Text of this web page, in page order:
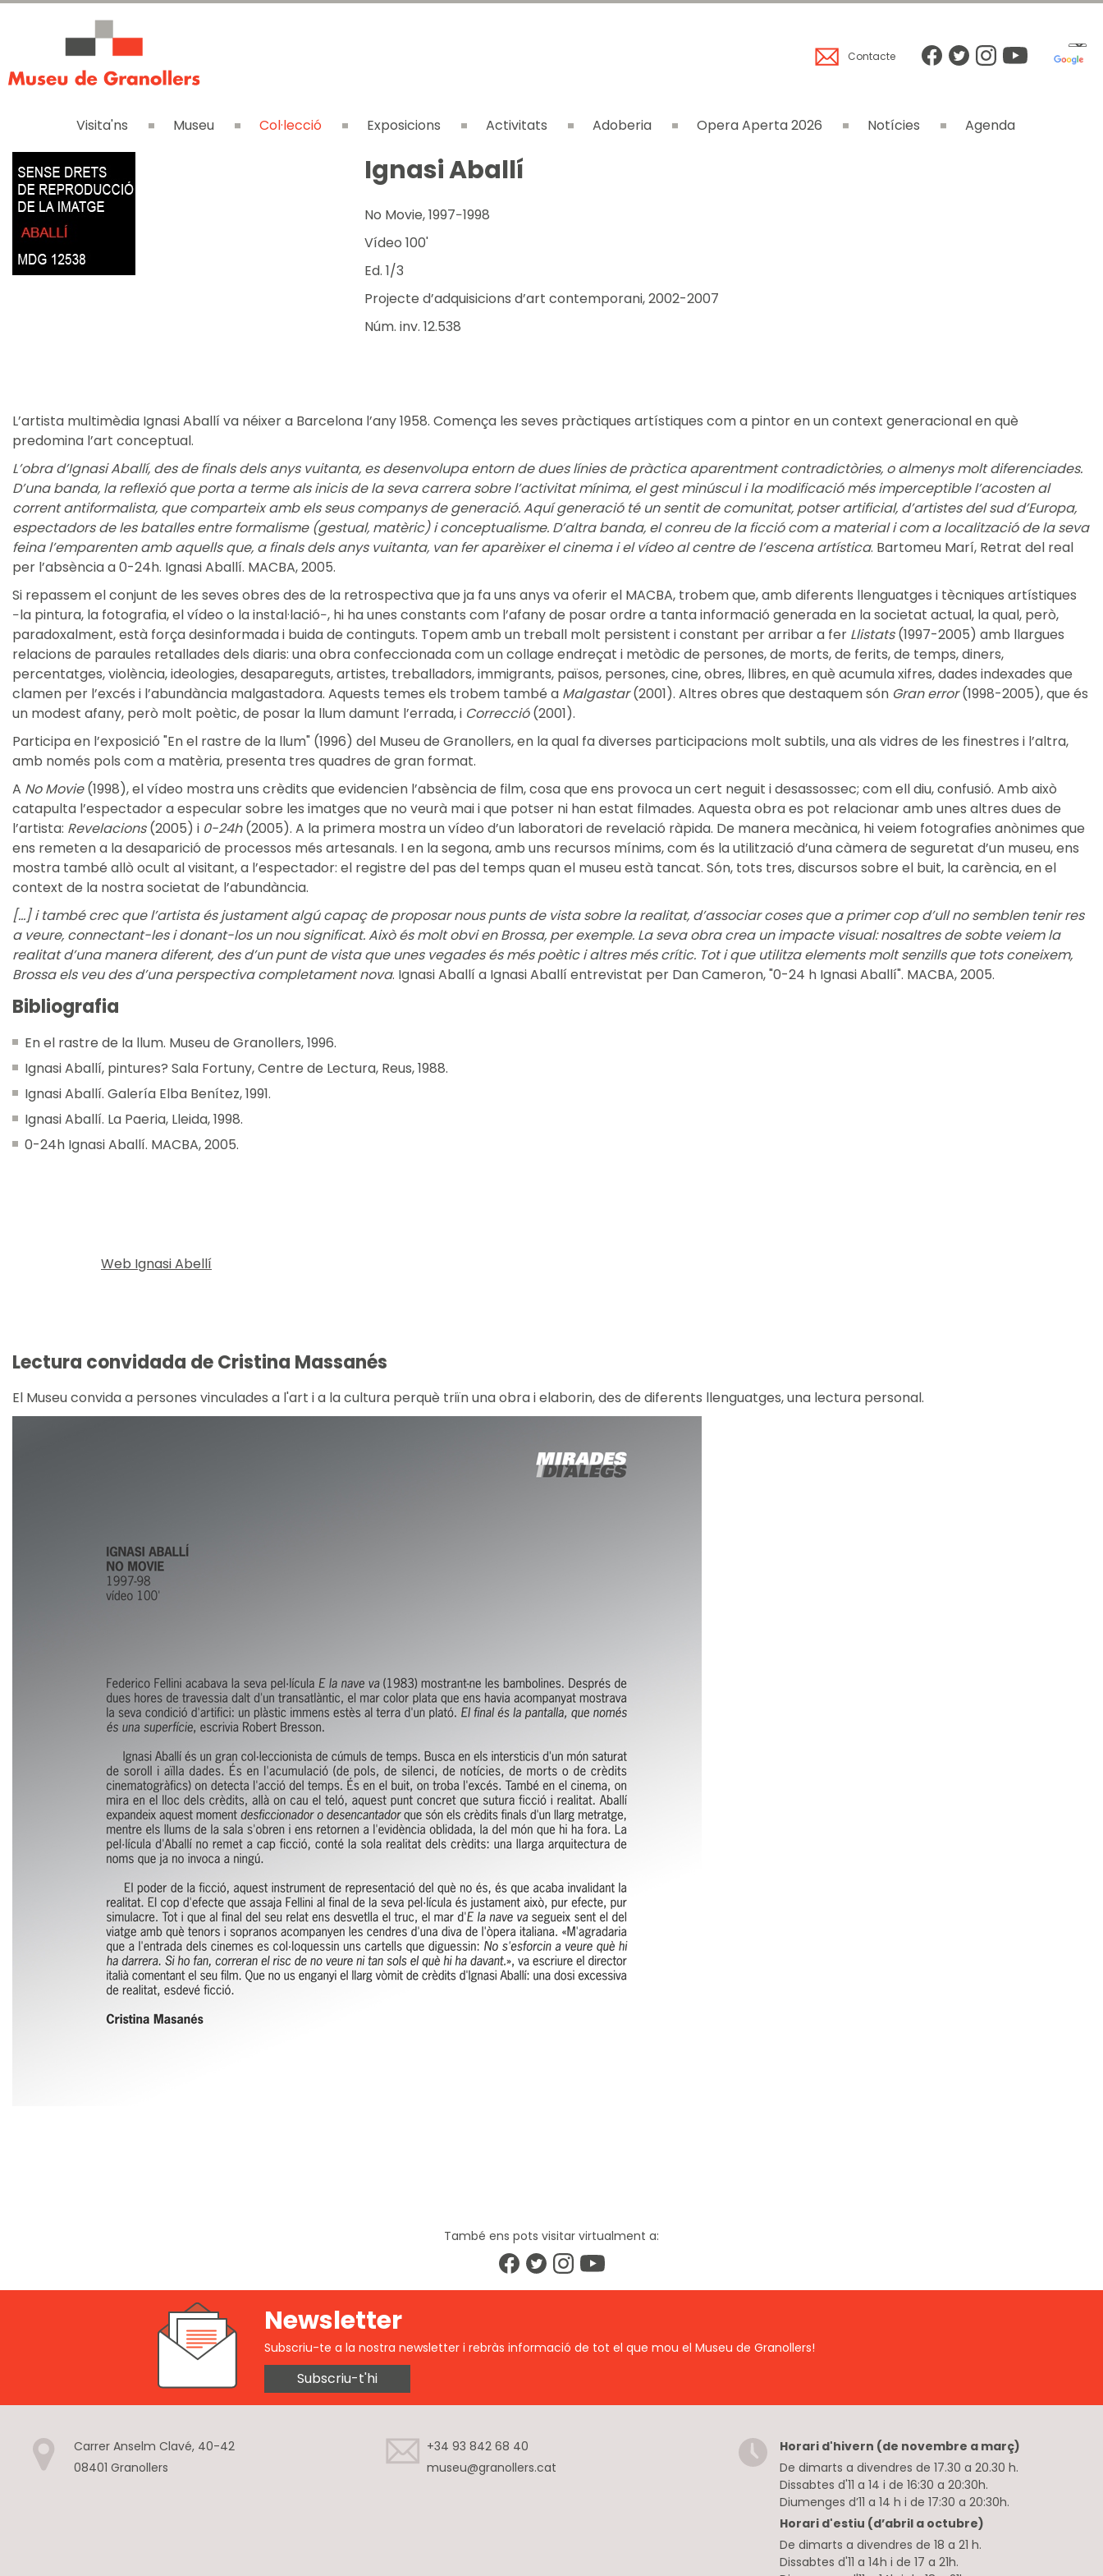
Contacte
Visita'ns Museu Col·lecció Exposicions Activitats Adoberia Opera Aperta 2026 Notícies Agenda
Ignasi Aballí
No Movie, 1997−1998
Vídeo 100'
Ed. 1/3
Projecte d’adquisicions d’art contemporani, 2002-2007
Núm. inv. 12.538
L’artista multimèdia Ignasi Aballí va néixer a Barcelona l’any 1958. Comença les seves pràctiques artístiques com a pintor en un context generacional en què
predomina l’art conceptual.
L’obra d’Ignasi Aballí, des de finals dels anys vuitanta, es desenvolupa entorn de dues línies de pràctica aparentment contradictòries, o almenys molt diferenciades.
D’una banda, la reflexió que porta a terme als inicis de la seva carrera sobre l’activitat mínima, el gest minúscul i la modificació més imperceptible l’acosten al
corrent antiformalista, que comparteix amb els seus companys de generació. Aquí generació té un sentit de comunitat, potser artificial, d’artistes del sud d’Europa,
espectadors de les batalles entre formalisme (gestual, matèric) i conceptualisme. D’altra banda, el conreu de la ficció com a material i com a localització de la seva
feina l’emparenten amb aquells que, a finals dels anys vuitanta, van fer aparèixer el cinema i el vídeo al centre de l’escena artística. Bartomeu Marí, Retrat del real
per l’absència a 0-24h. Ignasi Aballí. MACBA, 2005.
Si repassem el conjunt de les seves obres des de la retrospectiva que ja fa uns anys va oferir el MACBA, trobem que, amb diferents llenguatges i tècniques artístiques
−la pintura, la fotografia, el vídeo o la instal·lació−, hi ha unes constants com l’afany de posar ordre a tanta informació generada en la societat actual, la qual, però,
paradoxalment, està força desinformada i buida de continguts. Topem amb un treball molt persistent i constant per arribar a fer Llistats(1997-2005) amb llargues
relacions de paraules retallades dels diaris: una obra confeccionada com un collage endreçat i metòdic de persones, de morts, de ferits, de temps, diners,
percentatges, violència, ideologies, desapareguts, artistes, treballadors, immigrants, països, persones, cine, obres, llibres, en què acumula xifres, dades indexades que
clamen per l’excés i l’abundància malgastadora. Aquests temes els trobem també a Malgastar(2001). Altres obres que destaquem són Gran error(1998-2005), que és
un modest afany, però molt poètic, de posar la llum damunt l’errada, i Correcció(2001).
Participa en l’exposició "En el rastre de la llum" (1996) del Museu de Granollers, en la qual fa diverses participacions molt subtils, una als vidres de les finestres i l’altra,
amb només pols com a matèria, presenta tres quadres de gran format.
A No Movie(1998), el vídeo mostra uns crèdits que evidencien l’absència de film, cosa que ens provoca un cert neguit i desassossec; com ell diu, confusió. Amb això
catapulta l’espectador a especular sobre les imatges que no veurà mai i que potser ni han estat filmades. Aquesta obra es pot relacionar amb unes altres dues de
l’artista: Revelacions(2005) i 0-24h(2005). A la primera mostra un vídeo d’un laboratori de revelació ràpida. De manera mecànica, hi veiem fotografies anònimes que
ens remeten a la desaparició de processos més artesanals. I en la segona, amb uns recursos mínims, com és la utilització d’una càmera de seguretat d’un museu, ens
mostra també allò ocult al visitant, a l’espectador: el registre del pas del temps quan el museu està tancat. Són, tots tres, discursos sobre el buit, la carència, en el
context de la nostra societat de l’abundància.
[...] i també crec que l’artista és justament algú capaç de proposar nous punts de vista sobre la realitat, d’associar coses que a primer cop d’ull no semblen tenir res
a veure, connectant-les i donant-los un nou significat. Això és molt obvi en Brossa, per exemple. La seva obra crea un impacte visual: nosaltres de sobte veiem la
realitat d’una manera diferent, des d’un punt de vista que unes vegades és més poètic i altres més crític. Tot i que utilitza elements molt senzills que tots coneixem,
Brossa els veu des d’una perspectiva completament nova. Ignasi Aballí a Ignasi Aballí entrevistat per Dan Cameron, "0-24 h Ignasi Aballí". MACBA, 2005.
Bibliografia
En el rastre de la llum. Museu de Granollers, 1996.
Ignasi Aballí, pintures? Sala Fortuny, Centre de Lectura, Reus, 1988.
Ignasi Aballí. Galería Elba Benítez, 1991.
Ignasi Aballí. La Paeria, Lleida, 1998.
0-24h Ignasi Aballí. MACBA, 2005.
Web Ignasi Abellí
Lectura convidada de Cristina Massanés
El Museu convida a persones vinculades a l'art i a la cultura perquè triïn una obra i elaborin, des de diferents llenguatges, una lectura personal.
També ens pots visitar virtualment a:
Newsletter
Subscriu-te a la nostra newsletter i rebràs informació de tot el que mou el Museu de Granollers!
Subscriu-t'hi
Carrer Anselm Clavé, 40-42
08401 Granollers
+34 93 842 68 40
museu@granollers.cat
Horari d'hivern (de novembre a març)
De dimarts a divendres de 17.30 a 20.30 h.
Dissabtes d'11 a 14 i de 16:30 a 20:30h.
Diumenges d’11 a 14 h i de 17:30 a 20:30h.
Horari d'estiu (d’abril a octubre)
De dimarts a divendres de 18 a 21 h.
Dissabtes d'11 a 14h i de 17 a 21h.